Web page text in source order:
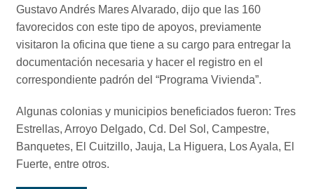
Gustavo Andrés Mares Alvarado, dijo que las 160
favorecidos con este tipo de apoyos, previamente
visitaron la oficina que tiene a su cargo para entregar la
documentación necesaria y hacer el registro en el
correspondiente padrón del “Programa Vivienda”.
Algunas colonias y municipios beneficiados fueron: Tres
Estrellas, Arroyo Delgado, Cd. Del Sol, Campestre,
Banquetes, El Cuitzillo, Jauja, La Higuera, Los Ayala, El
Fuerte, entre otros.